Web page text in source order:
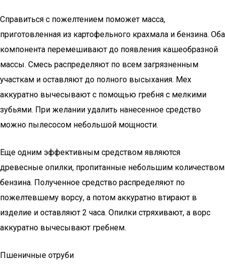
Справиться с пожелтением поможет масса,
приготовленная из картофельного крахмала и бензина. Оба
компонента перемешивают до появления кашеобразной
массы. Смесь распределяют по всем загрязненным
участкам и оставляют до полного высыхания. Мех
аккуратно вычесывают с помощью гребня с мелкими
зубьями. При желании удалить нанесенное средство
можно пылесосом небольшой мощности.
Еще одним эффективным средством являются
древесные опилки, пропитанные небольшим количеством
бензина. Полученное средство распределяют по
пожелтевшему ворсу, а потом аккуратно втирают в
изделие и оставляют 2 часа. Опилки стряхивают, а ворс
аккуратно вычесывают гребнем.
Пшеничные отруби